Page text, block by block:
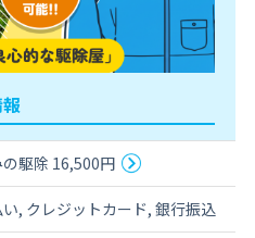
駆除 16,500円
, クレジットカード, 銀行振込